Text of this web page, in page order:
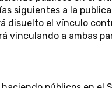
siguientes a la
disuelto el vínculo
vinculando a ambas